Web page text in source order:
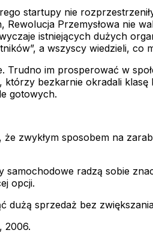
startupy nie
Przemysłowa nie
istniejących dużych
a wszyscy wiedzieli, co
Trudno im prosperować w
bezkarnie okradali
gotowych.
zwykłym sposobem na
radzą sobie
opcji.
dużą sprzedaż bez
2006.